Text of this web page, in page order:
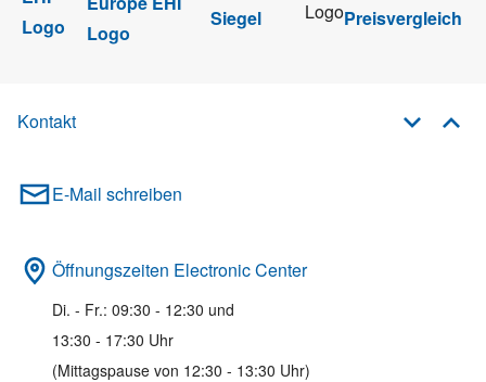
Kontakt
E-Mail schreiben
Öffnungszeiten Electronic Center
Di. - Fr.: 09:30 - 12:30 und
13:30 - 17:30 Uhr
(Mittagspause von 12:30 - 13:30 Uhr)